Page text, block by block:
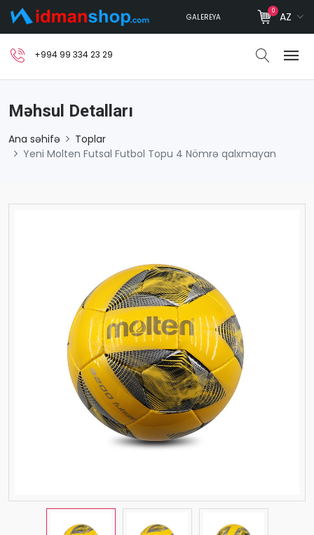
GALEREYA
0 AZ
+994 99 334 23 29
Məhsul Detalları
Ana səhifə
Toplar
Yeni Molten Futsal Futbol Topu 4 Nömrə qalxmayan